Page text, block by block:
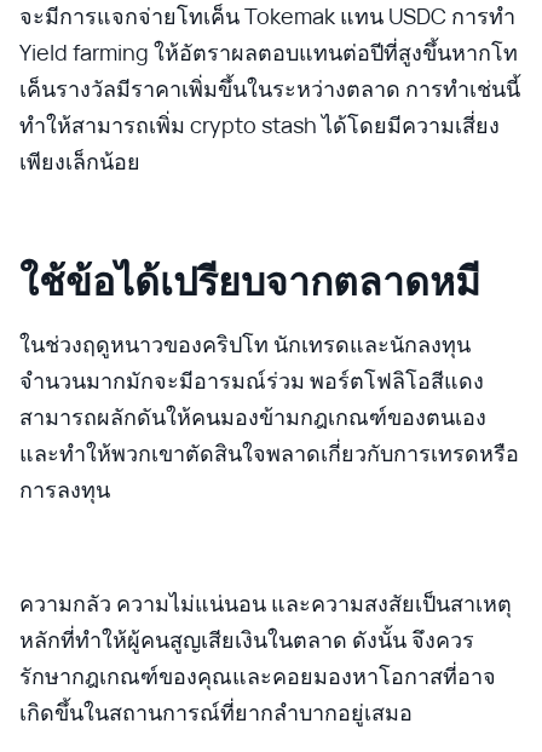
จะมีการแจกจ่ายโทเค็น Tokemak แทน USDC การทำ
Yield farming ให้อัตราผลตอบแทนต่อปีที่สูงขึ้นหากโท
เค็นรางวัลมีราคาเพิ่มขึ้นในระหว่างตลาด การทำเช่นนี้
ทำให้สามารถเพิ่ม crypto stash ได้โดยมีความเสี่ยง
เพียงเล็กน้อย
ใช้ข้อได้เปรียบจากตลาดหมี
ในช่วงฤดูหนาวของคริปโท นักเทรดและนักลงทุน
จำนวนมากมักจะมีอารมณ์ร่วม พอร์ตโฟลิโอสีแดง
สามารถผลักดันให้คนมองข้ามกฎเกณฑ์ของตนเอง
และทำให้พวกเขาตัดสินใจพลาดเกี่ยวกับการเทรดหรือ
การลงทุน
ความกลัว ความไม่แน่นอน และความสงสัยเป็นสาเหตุ
หลักที่ทำให้ผู้คนสูญเสียเงินในตลาด ดังนั้น จึงควร
รักษากฎเกณฑ์ของคุณและคอยมองหาโอกาสที่อาจ
เกิดขึ้นในสถานการณ์ที่ยากลำบากอยู่เสมอ